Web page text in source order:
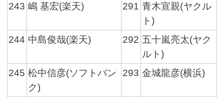
243 嶋 基宏(楽天) 291 青木宣親(ヤクル
ト)
244 中島俊哉(楽天) 292 五十嵐亮太(ヤク
ルト)
245 松中信彦(ソフトバン
ク)
293 金城龍彦(横浜)